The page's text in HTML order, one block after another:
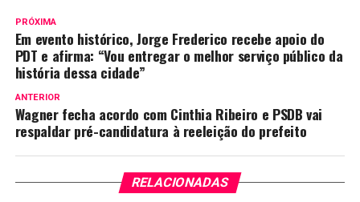
PRÓXIMA
Em evento histórico, Jorge Frederico recebe apoio do
PDT e afirma: “Vou entregar o melhor serviço público da
história dessa cidade”
ANTERIOR
Wagner fecha acordo com Cinthia Ribeiro e PSDB vai
respaldar pré-candidatura à reeleição do prefeito
RELACIONADAS